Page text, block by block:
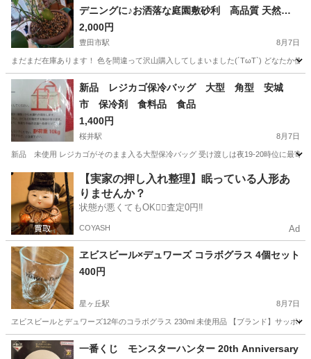
デニングに♪お洒落な庭園敷砂利 高品質 天然石
グラベル ブラウン系 大容量約20kg在庫沢山あ
り！
2,000円
豊田市駅 8月7日
まだまだ在庫あります！ 色を間違って沢山購入してしまいました(´TωT`) どなたか使
愛知 豊田市 豊田市駅 家庭用品 グラベル
新品 レジカゴ保冷バッグ 大型 角型 安城
市 保冷剤 食料品 食品
1,400円
桜井駅 8月7日
新品 未使用 レジカゴがそのまま入る大型保冷バッグ 受け渡しは夜19-20時位に最寄
愛知 安城市 桜井駅 その他 レジ
【実家の押し入れ整理】眠っている人形あ
りませんか？
状態が悪くてもOK🙆‍♀️査定0円‼️
COYASH Ad
ヱビスビール×デュワーズ コラボグラス 4個セット
400円
星ヶ丘駅 8月7日
ヱビスビールとデュワーズ12年のコラボグラス 230ml 未使用品 【ブランド】サッポ
愛知 名古屋市 星ヶ丘駅 サッポロビール
一番くじ モンスターハンター 20th Anniversary